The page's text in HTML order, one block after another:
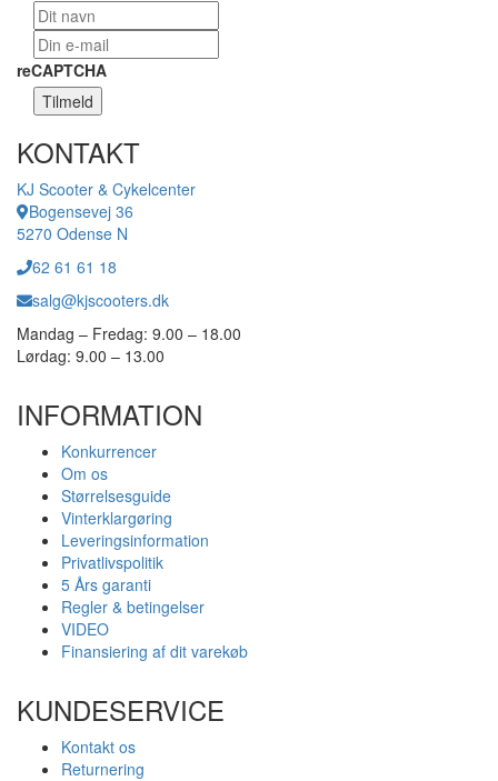
reCAPTCHA
Tilmeld
KONTAKT
KJ Scooter & Cykelcenter
Bogensevej 36
5270 Odense N
62 61 61 18
salg@kjscooters.dk
Mandag – Fredag: 9.00 – 18.00
Lørdag: 9.00 – 13.00
INFORMATION
Konkurrencer
Om os
Størrelsesguide
Vinterklargøring
Leveringsinformation
Privatlivspolitik
5 Års garanti
Regler & betingelser
VIDEO
Finansiering af dit varekøb
KUNDESERVICE
Kontakt os
Returnering